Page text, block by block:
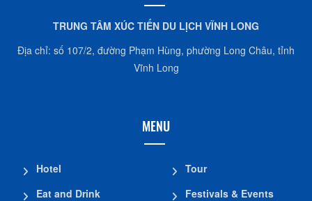
TRUNG TÂM XÚC TIẾN DU LỊCH VĨNH LONG
Địa chỉ: số 107/2, đường Phạm Hùng, phường Long Châu, tỉnh
Vĩnh Long
MENU
Hotel
Eat and Drink
Tour
Festivals & Events